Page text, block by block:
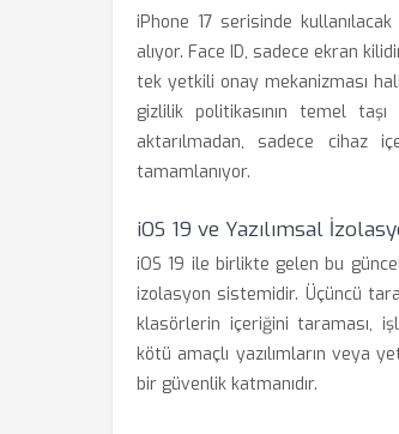
iPhone 17 serisinde
alıyor. Face ID, sadece ekran
tek yetkili onay mekanizması
gizlilik politikasının temel
aktarılmadan, sadece cihaz
tamamlanıyor.
iOS 19 ve Yazılımsal
iOS 19 ile birlikte gelen bu
izolasyon sistemidir. Üçüncü
klasörlerin içeriğini taraması,
kötü amaçlı yazılımların veya
bir güvenlik katmanıdır.